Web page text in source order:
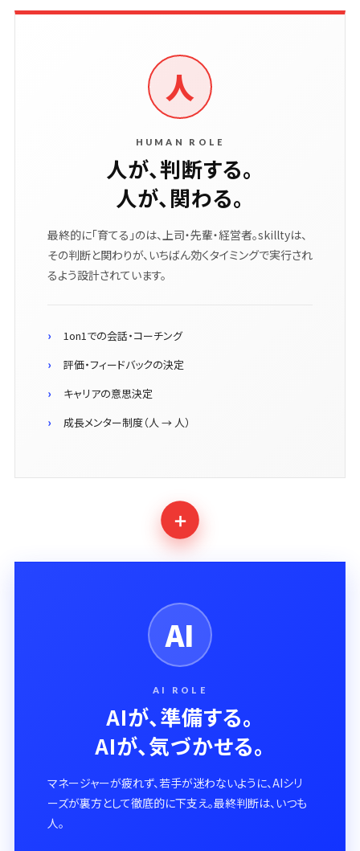
人
HUMAN ROLE
人が、判断する。
人が、関わる。
最終的に「育てる」のは、上司・先輩・経営者。skilltyは、
その判断と関わりが、いちばん効くタイミングで実行され
るよう設計されています。
1on1での会話・コーチング
評価・フィードバックの決定
キャリアの意思決定
成長メンター制度（人 → 人）
＋
AI
AI ROLE
AIが、準備する。
AIが、気づかせる。
マネージャーが疲れず、若手が迷わないように、AIシリ
ーズが裏方として徹底的に下支え。最終判断は、いつも
人。